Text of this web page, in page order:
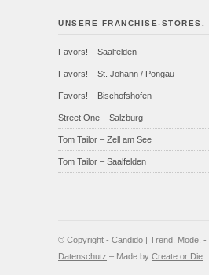
UNSERE FRANCHISE-STORES.
Favors! – Saalfelden
Favors! – St. Johann / Pongau
Favors! – Bischofshofen
Street One – Salzburg
Tom Tailor – Zell am See
Tom Tailor – Saalfelden
© Copyright - Candido | Trend. Mode. -
Datenschutz – Made by Create or Die